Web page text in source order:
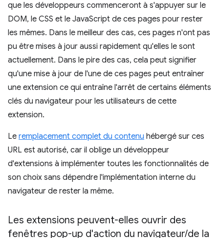
que les développeurs commenceront à s'appuyer sur le
DOM, le CSS et le JavaScript de ces pages pour rester
les mêmes. Dans le meilleur des cas, ces pages n'ont pas
pu être mises à jour aussi rapidement qu'elles le sont
actuellement. Dans le pire des cas, cela peut signifier
qu'une mise à jour de l'une de ces pages peut entraîner
une extension ce qui entraîne l'arrêt de certains éléments
clés du navigateur pour les utilisateurs de cette
extension.
Le remplacement complet du contenu hébergé sur ces
URL est autorisé, car il oblige un développeur
d'extensions à implémenter toutes les fonctionnalités de
son choix sans dépendre l'implémentation interne du
navigateur de rester la même.
Les extensions peuvent-elles ouvrir des
fenêtres pop-up d'action du navigateur/de la